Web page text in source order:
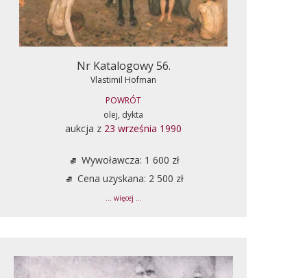
Nr Katalogowy 56.
Vlastimil Hofman
POWRÓT
olej, dykta
aukcja z 23 września 1990
Wywoławcza: 1 600 zł
Cena uzyskana: 2 500 zł
... więcej ...